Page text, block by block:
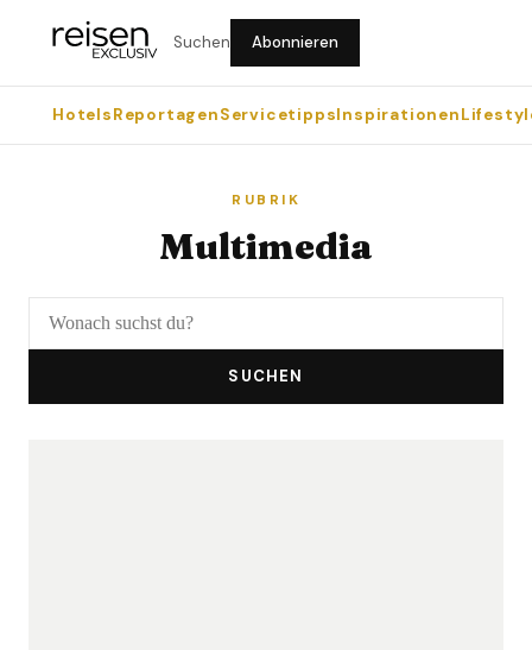
Suchen Abonnieren
HotelsReportagenServicetippsInspirationen
RUBRIK
Multimedia
SUCHEN